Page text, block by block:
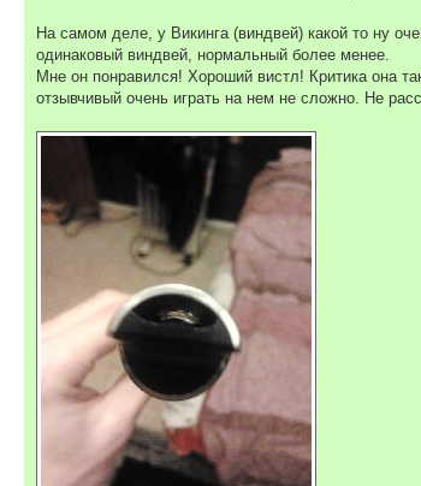
На самом деле, у Викинга (виндвей) какой то ну
одинаковый виндвей, нормальный более менее.
Мне он понравился! Хороший вистл! Критика она
отзывчивый очень играть на нем не сложно. Не